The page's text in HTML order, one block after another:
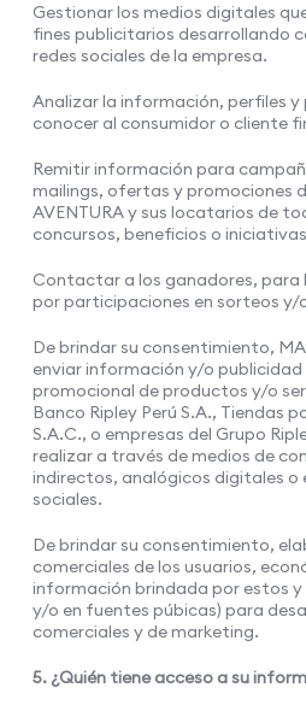
Gestionar los medios digitales
fines publicitarios desarrollando
redes sociales de la empresa.
Analizar la información, perfiles
conocer al consumidor o cliente
Remitir información para
mailings, ofertas y promociones
AVENTURA y sus locatarios de
concursos, beneficios o
Contactar a los ganadores, para
por participaciones en sorteos y/
De brindar su consentimiento,
enviar información y/o
promocional de productos y/o
Banco Ripley Perú S.A., Tiendas
S.A.C., o empresas del Grupo
realizar a través de medios de
indirectos, analógicos digitales o
sociales.
De brindar su consentimiento,
comerciales de los usuarios,
información brindada por estos
y/o en fuentes púbicas) para
comerciales y de marketing.
5. ¿Quién tiene acceso a su